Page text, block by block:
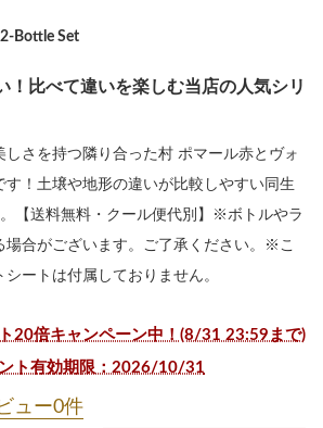
Bottle Set
！比べて違いを楽しむ当店の人気シリ
しさを持つ隣り合った村 ポマール赤とヴォ
す！土壌や地形の違いが比較しやすい同生
【送料無料・クール便代別】※ボトルやラ
場合がございます。ご了承ください。※こ
ートは付属しておりません。
20倍キャンペーン中！(8/31 23:59まで)
ト有効期限：2026/10/31
ュー0件